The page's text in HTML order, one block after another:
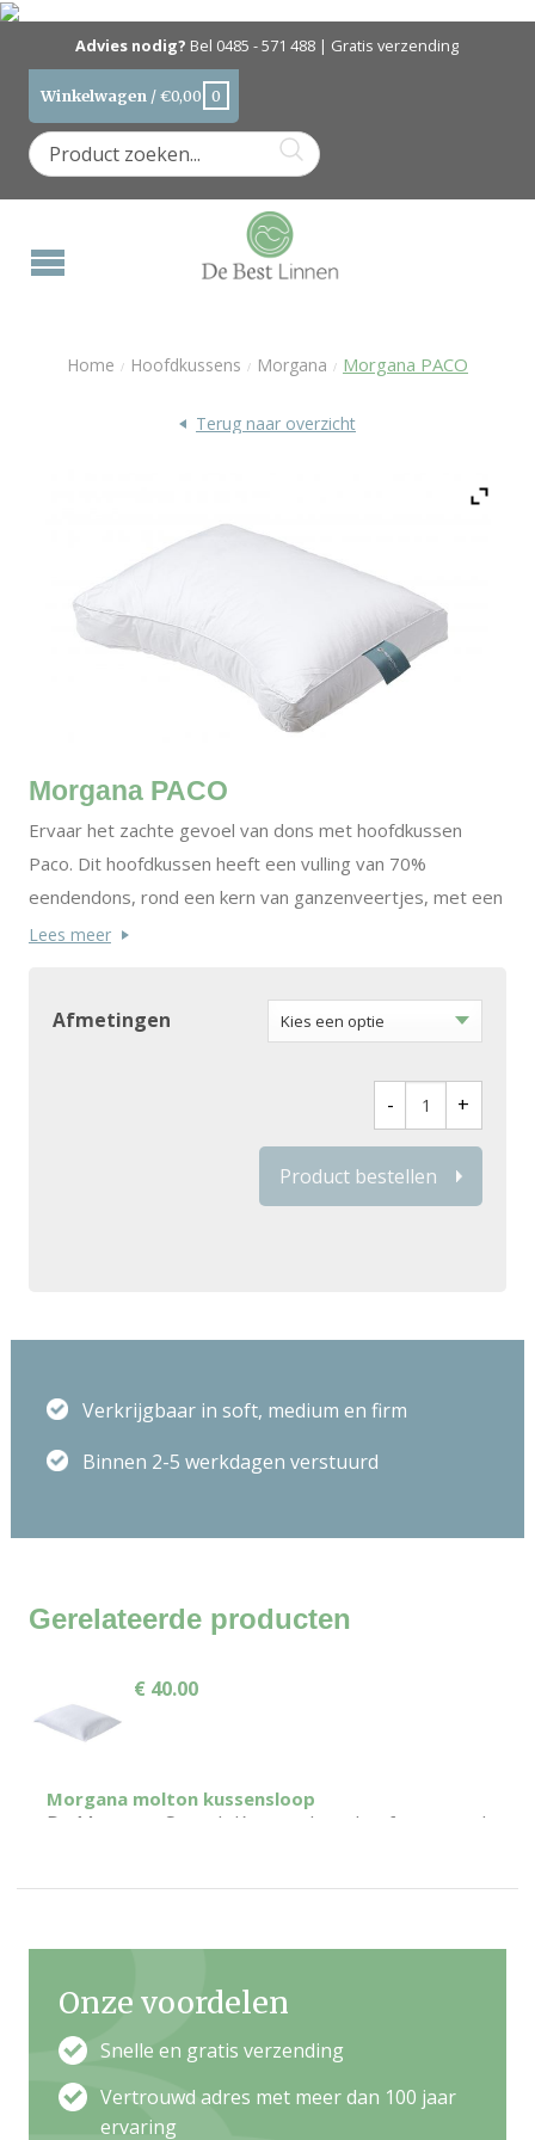
Advies nodig? Bel 0485 - 571 488 | Gratis verzending
Winkelwagen /€0,00 0
Home / Hoofdkussens / Morgana / Morgana PACO
Terug naar overzicht
Morgana PACO
Ervaar het zachte gevoel van dons met hoofdkussen
Paco. Dit hoofdkussen heeft een vulling van 70%
eendendons, rond een kern van ganzenveertjes, met een
tijk van 100% katoen. Het model van het kussen met een
ondersteuning voor je nek. De tijk is van 100% katoen.
De natuurlijke materialen in dit kussen zorgen voor een
Hoofdkussen Paco is gefabriceerd in Nederland en is
Lees meer
Afmetingen
Product bestellen
Verkrijgbaar in soft, medium en firm
Binnen 2-5 werkdagen verstuurd
Gerelateerde producten
Morgana molton kussensloop
De Morgana Stretch Kussensloop heeft een pool
vochtabsorberend. Per 2 stuks verpakt, met rits.
€ 40.00
Onze voordelen
Snelle en gratis verzending
Vertrouwd adres met meer dan 100 jaar
ervaring